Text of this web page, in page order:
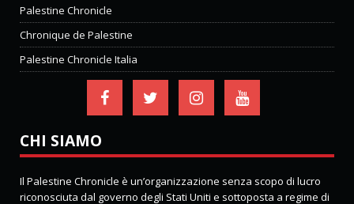
Palestine Chronicle
Chronique de Palestine
Palestine Chronicle Italia
CHI SIAMO
Il Palestine Chronicle è un’organizzazione senza scopo di lucro
riconosciuta dal governo degli Stati Uniti e sottoposta a regime di